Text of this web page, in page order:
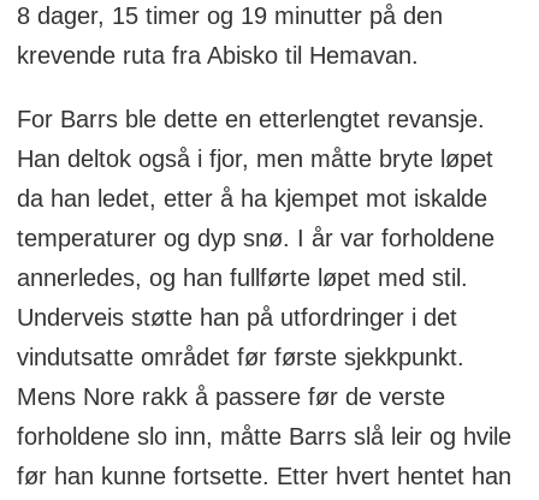
8 dager, 15 timer og 19 minutter på den
krevende ruta fra Abisko til Hemavan.
For Barrs ble dette en etterlengtet revansje.
Han deltok også i fjor, men måtte bryte løpet
da han ledet, etter å ha kjempet mot iskalde
temperaturer og dyp snø. I år var forholdene
annerledes, og han fullførte løpet med stil.
Underveis støtte han på utfordringer i det
vindutsatte området før første sjekkpunkt.
Mens Nore rakk å passere før de verste
forholdene slo inn, måtte Barrs slå leir og hvile
før han kunne fortsette. Etter hvert hentet han